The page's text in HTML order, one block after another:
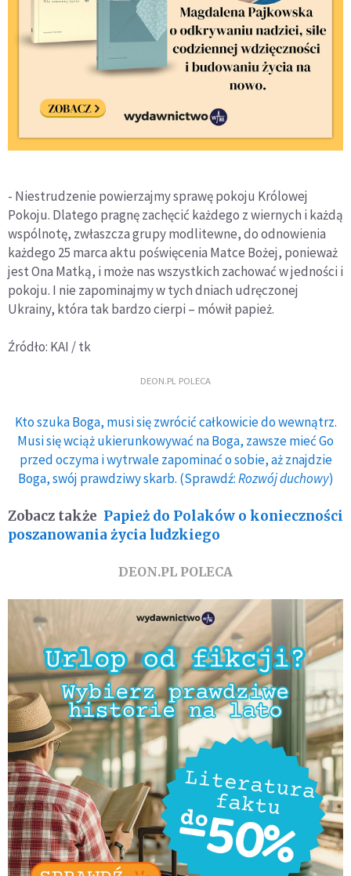
- Niestrudzenie powierzajmy sprawę pokoju Królowej
Pokoju. Dlatego pragnę zachęcić każdego z wiernych i każdą
wspólnotę, zwłaszcza grupy modlitewne, do odnowienia
każdego 25 marca aktu poświęcenia Matce Bożej, ponieważ
jest Ona Matką, i może nas wszystkich zachować w jedności i
pokoju. I nie zapominajmy w tych dniach udręczonej
Ukrainy, która tak bardzo cierpi – mówił papież.
Źródło: KAI / tk
DEON.PL POLECA
Kto szuka Boga, musi się zwrócić całkowicie do wewnątrz.
Musi się wciąż ukierunkowywać na Boga, zawsze mieć Go
przed oczyma i wytrwale zapominać o sobie, aż znajdzie
Boga, swój prawdziwy skarb. (Sprawdź:Rozwój duchowy)
Zobacz także Papież do Polaków o konieczności
poszanowania życia ludzkiego
DEON.PL POLECA